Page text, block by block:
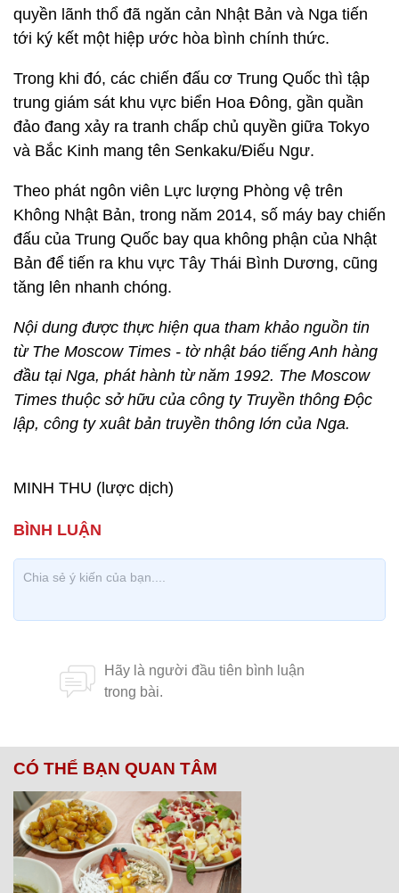
quyền lãnh thổ đã ngăn cản Nhật Bản và Nga tiến
tới ký kết một hiệp ước hòa bình chính thức.
Trong khi đó, các chiến đấu cơ Trung Quốc thì tập
trung giám sát khu vực biển Hoa Đông, gần quần
đảo đang xảy ra tranh chấp chủ quyền giữa Tokyo
và Bắc Kinh mang tên Senkaku/Điếu Ngư.
Theo phát ngôn viên Lực lượng Phòng vệ trên
Không Nhật Bản, trong năm 2014, số máy bay chiến
đấu của Trung Quốc bay qua không phận của Nhật
Bản để tiến ra khu vực Tây Thái Bình Dương, cũng
tăng lên nhanh chóng.
Nội dung được thực hiện qua tham khảo nguồn tin
từ The Moscow Times - tờ nhật báo tiếng Anh hàng
đầu tại Nga, phát hành từ năm 1992. The Moscow
Times thuộc sở hữu của công ty Truyền thông Độc
lập, công ty xuât bản truyền thông lớn của Nga.
MINH THU (lược dịch)
CÓ THỂ BẠN QUAN TÂM